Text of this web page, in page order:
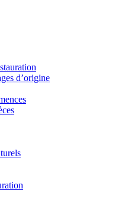
d’origine